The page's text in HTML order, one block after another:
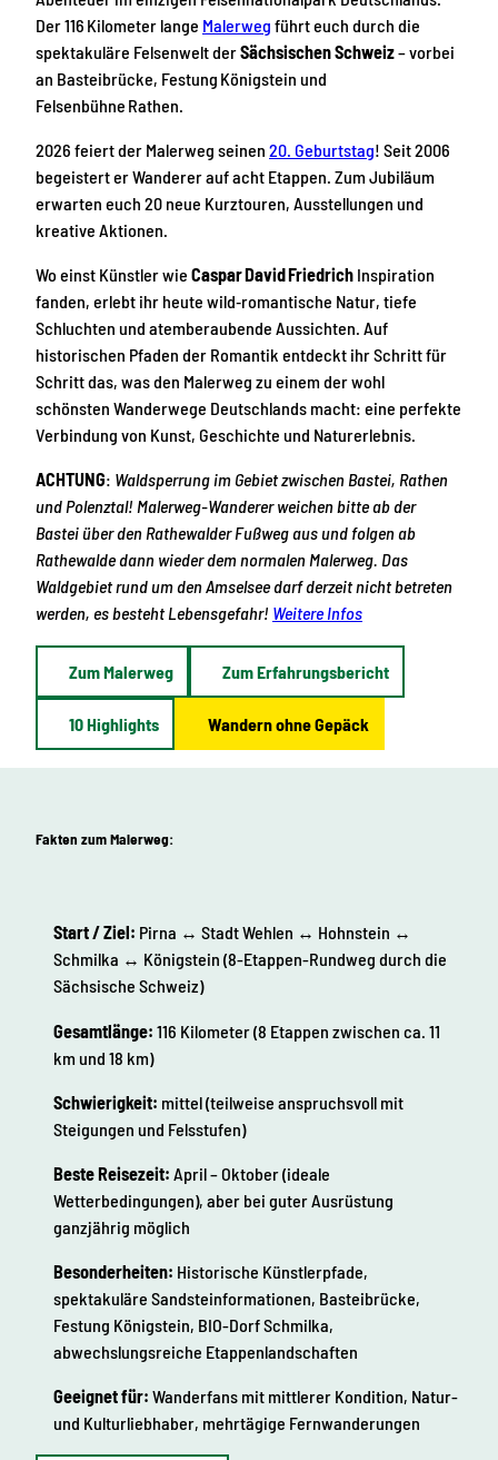
Der 116 Kilometer lange Malerweg führt euch durch die
spektakuläre Felsenwelt derSächsischen Schweiz– vorbei
an Basteibrücke, Festung Königstein und
Felsenbühne Rathen.
2026 feiert der Malerweg seinen 20. Geburtstag! Seit 2006
begeistert er Wanderer auf acht Etappen. Zum Jubiläum
erwarten euch 20 neue Kurztouren, Ausstellungen und
kreative Aktionen.
Wo einst Künstler wie Caspar David Friedrich Inspiration
fanden, erlebt ihr heute wild‑romantische Natur, tiefe
Schluchten und atemberaubende Aussichten. Auf
historischen Pfaden der Romantik entdeckt ihr Schritt für
Schritt das, was den Malerweg zu einem der wohl
schönsten Wanderwege Deutschlands macht: eine perfekte
Verbindung von Kunst, Geschichte und Naturerlebnis.
ACHTUNG: Waldsperrung im Gebiet zwischen Bastei, Rathen
und Polenztal! Malerweg-Wanderer weichen bitte ab der
Bastei über den Rathewalder Fußweg aus und folgen ab
Rathewalde dann wieder dem normalen Malerweg. Das
Waldgebiet rund um den Amselsee darf derzeit nicht betreten
werden, es besteht Lebensgefahr! Weitere Infos
Zum Malerweg Zum Erfahrungsbericht
10 Highlights Wandern ohne Gepäck
Fakten zum Malerweg:
Start / Ziel: Pirna ↔ Stadt Wehlen ↔ Hohnstein ↔
Schmilka ↔ Königstein (8-Etappen-Rundweg durch die
Sächsische Schweiz)
Gesamtlänge: 116 Kilometer (8 Etappen zwischen ca. 11
km und 18 km)
Schwierigkeit: mittel (teilweise anspruchsvoll mit
Steigungen und Felsstufen)
Beste Reisezeit: April – Oktober (ideale
Wetterbedingungen), aber bei guter Ausrüstung
ganzjährig möglich
Besonderheiten: Historische Künstlerpfade,
spektakuläre Sandsteinformationen, Basteibrücke,
Festung Königstein, BIO-Dorf Schmilka,
abwechslungsreiche Etappenlandschaften
Geeignet für: Wanderfans mit mittlerer Kondition, Natur-
und Kulturliebhaber, mehrtägige Fernwanderungen